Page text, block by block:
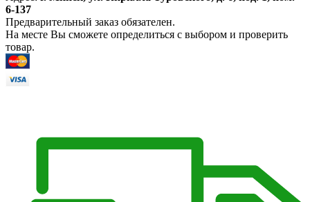
6-137
Предварительный заказ обязателен.
На месте Вы сможете определиться с выбором и проверить
товар.